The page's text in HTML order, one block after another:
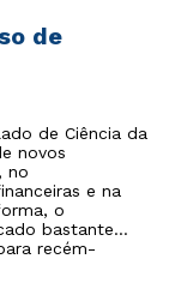
leituras e
de
de Ciência da
novos
no
e na
o
bastante
recém-